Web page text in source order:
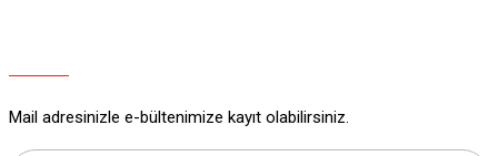
Mail adresinizle e-bültenimize kayıt olabilirsiniz.